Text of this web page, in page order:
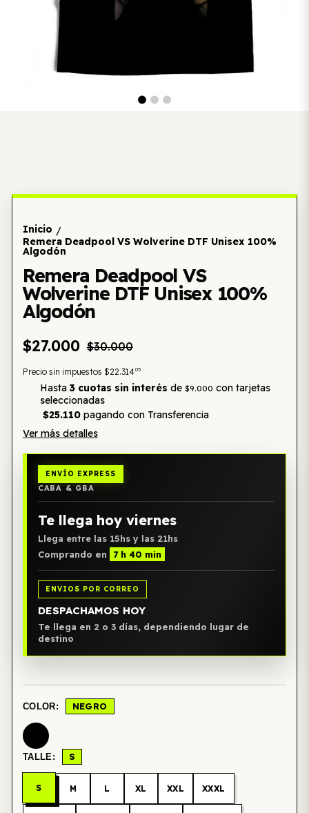
Inicio /
Remera Deadpool VS Wolverine DTF Unisex 100%
Algodón
Remera Deadpool VS
Wolverine DTF Unisex 100%
Algodón
$27.000 $30.000
Precio sin impuestos $22.31405
Hasta 3 cuotas sin interés de $9.000 con tarjetas
seleccionadas
$25.110pagando con Transferencia
Ver más detalles
ENVÍO EXPRESS
CABA & GBA
Te llega hoy viernes
Llega entre las 15hs y las 21hs
Comprando en
7 h 40 min
ENVIOS POR CORREO
DESPACHAMOS HOY
Te llega en 2 o 3 días, dependiendo lugar de
destino
COLOR: NEGRO
TALLE: S
S M L XL XXL XXXL